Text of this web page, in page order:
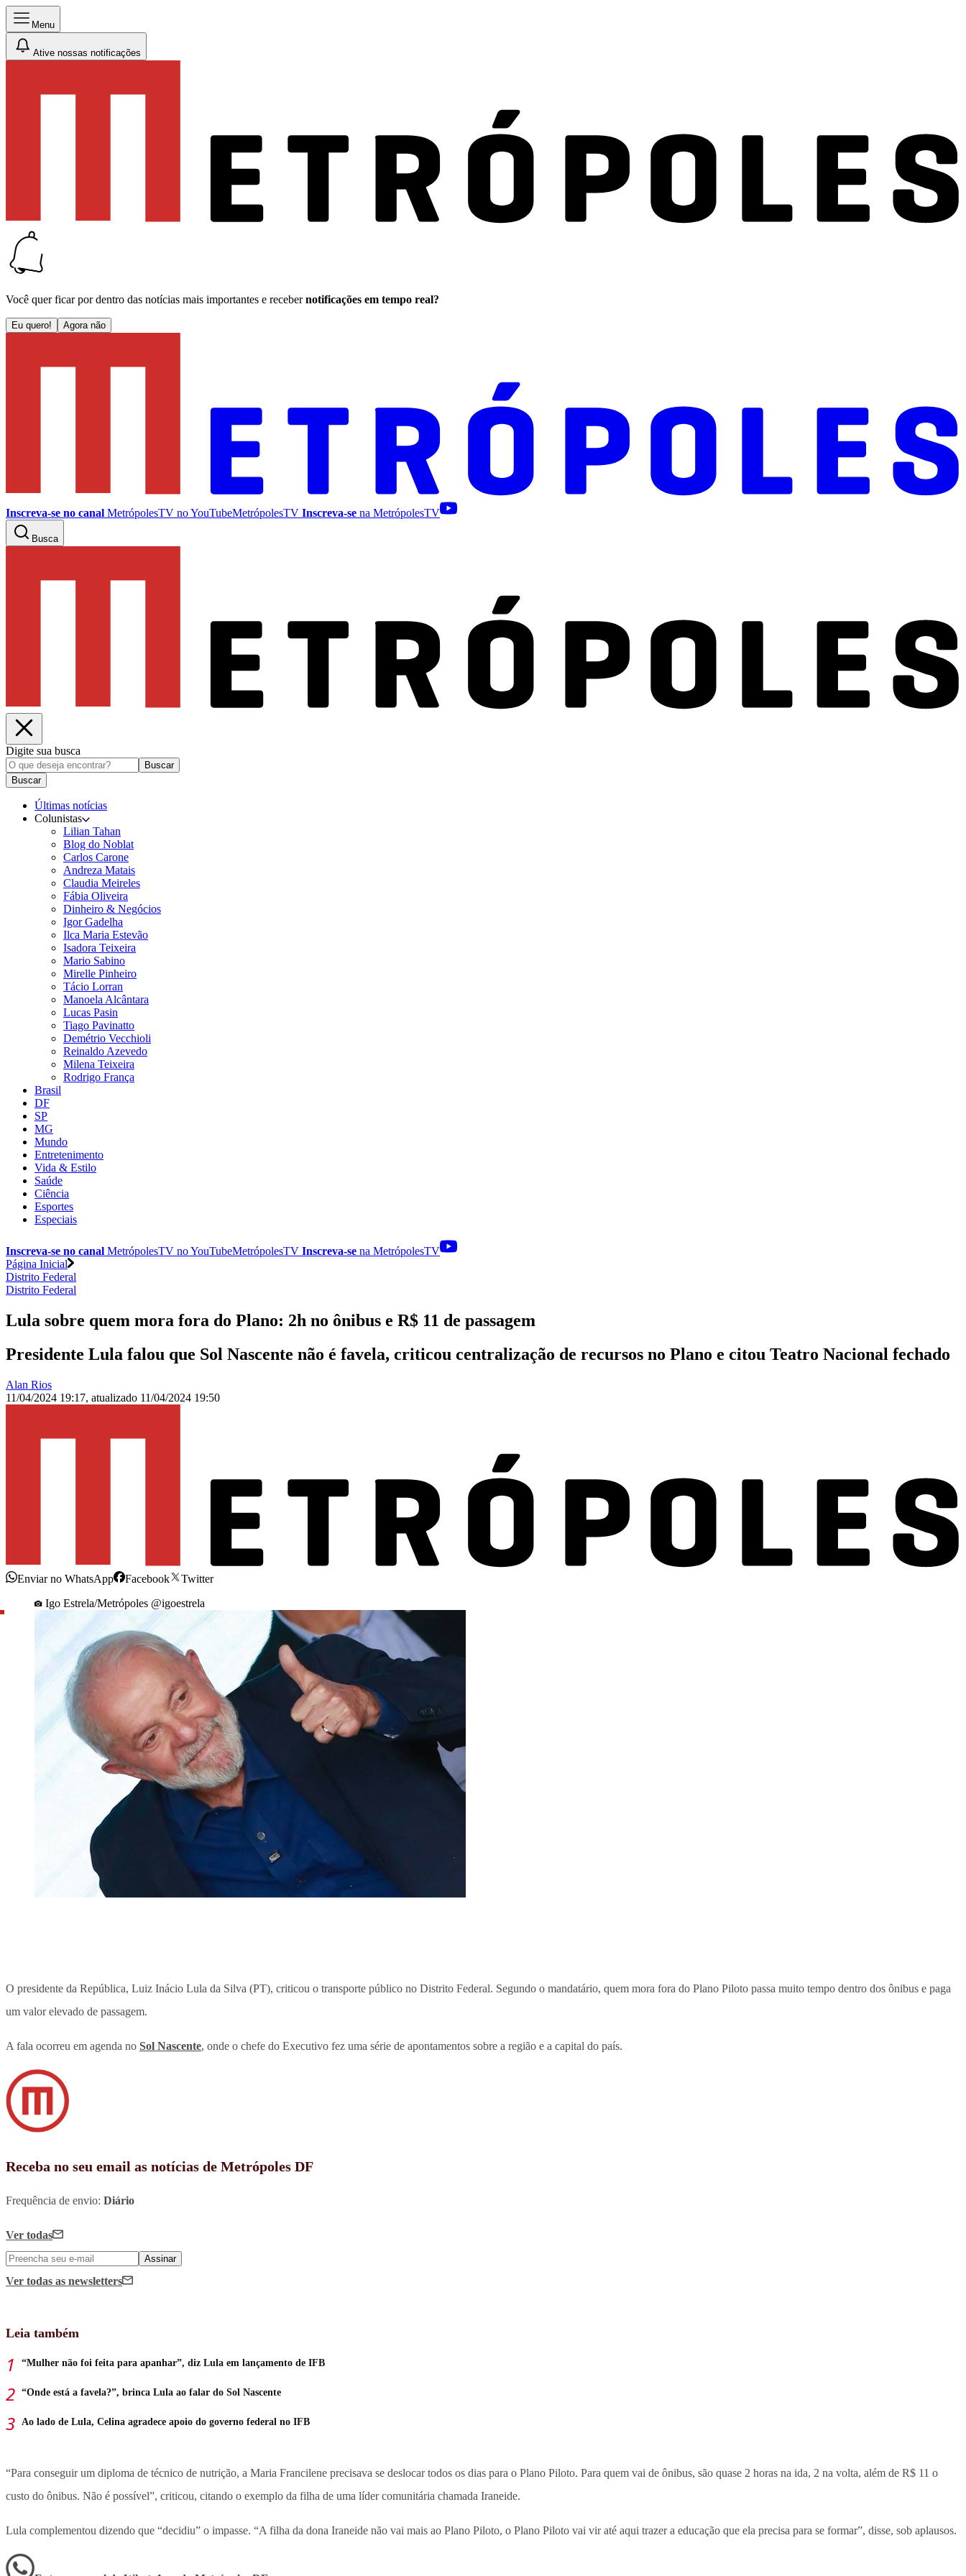
Menu
Ative nossas notificações
Você quer ficar por dentro das notícias mais importantes e receber notificações em tempo real?
Eu quero! Agora não
Inscreva-se no canal MetrópolesTV noYouTubeMetrópolesTV Inscreva-se na MetrópolesTV
Busca
Digite sua busca
Buscar
Buscar
Últimas notícias
Colunistas
Lilian Tahan
Blog do Noblat
Carlos Carone
Andreza Matais
Claudia Meireles
Fábia Oliveira
Dinheiro & Negócios
Igor Gadelha
Ilca Maria Estevão
Isadora Teixeira
Mario Sabino
Mirelle Pinheiro
Tácio Lorran
Manoela Alcântara
Lucas Pasin
Tiago Pavinatto
Demétrio Vecchioli
Reinaldo Azevedo
Milena Teixeira
Rodrigo França
Brasil
DF
SP
MG
Mundo
Entretenimento
Vida & Estilo
Saúde
Ciência
Esportes
Especiais
Inscreva-se no canal MetrópolesTV noYouTubeMetrópolesTV Inscreva-se na MetrópolesTV
Página Inicial
Distrito Federal
Distrito Federal
Lula sobre quem mora fora do Plano: 2h no ônibus e R$ 11 de passagem
Presidente Lula falou que Sol Nascente não é favela, criticou centralização de recursos no Plano e citou Teatro Nacional fechado
Alan Rios
11/04/2024 19:17, atualizado 11/04/2024 19:50
Enviar no WhatsApp Facebook
Twitter
Igo Estrela/Metrópoles @igoestrela
O presidente da República, Luiz Inácio Lula da Silva (PT), criticou o transporte público no Distrito Federal. Segundo o mandatário, quem mora fora do Plano Piloto passa muito tempo dentro dos ônibus e paga
um valor elevado de passagem.
A fala ocorreu em agenda no Sol Nascente, onde o chefe do Executivo fez uma série de apontamentos sobre a região e a capital do país.
Receba no seu email as notícias de Metrópoles DF
Frequência de envio: Diário
Ver todas
Assinar
Ver todas as newsletters
Leia também
“Mulher não foi feita para apanhar”, diz Lula em lançamento de IFB
“Onde está a favela?”, brinca Lula ao falar do Sol Nascente
Ao lado de Lula, Celina agradece apoio do governo federal no IFB
“Para conseguir um diploma de técnico de nutrição, a Maria Francilene precisava se deslocar todos os dias para o Plano Piloto. Para quem vai de ônibus, são quase 2 horas na ida, 2 na volta, além de R$ 11 o
custo do ônibus. Não é possível”, criticou, citando o exemplo da filha de uma líder comunitária chamada Iraneide.
Lula complementou dizendo que “decidiu” o impasse. “A filha da dona Iraneide não vai mais ao Plano Piloto, o Plano Piloto vai vir até aqui trazer a educação que ela precisa para se formar”, disse, sob aplausos.